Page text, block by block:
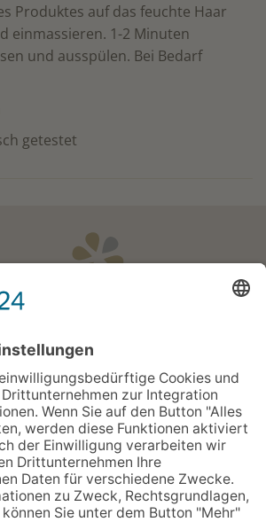
Produktes auf das feuchte Haar
einmassieren. 1-2 Minuten
und ausspülen. Bei Bedarf
getestet